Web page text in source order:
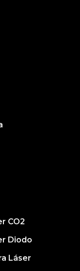
CO2
Diodo
Láser